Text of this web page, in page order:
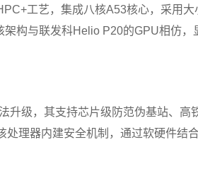
工艺，集成八核A53核心，采用大
构与联发科Helio P20的GPU相仿，
升级，其支持芯片级防范伪基站、高
理器内建安全机制，通过软硬件结